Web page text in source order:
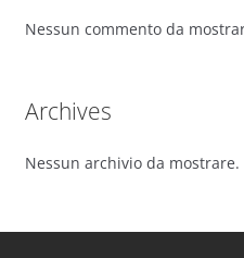
Nessun commento da
Archives
Nessun archivio da mostrare.